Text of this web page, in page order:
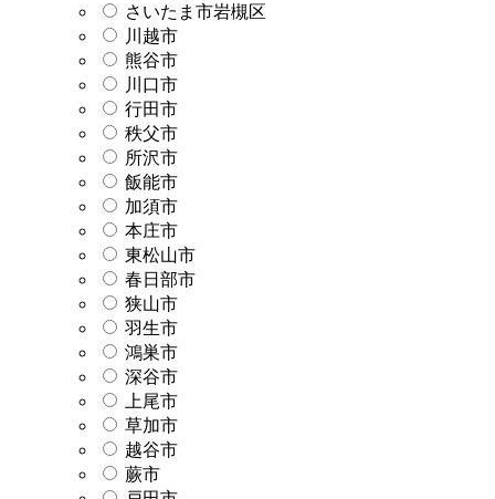
さいたま市岩槻区
川越市
熊谷市
川口市
行田市
秩父市
所沢市
飯能市
加須市
本庄市
東松山市
春日部市
狭山市
羽生市
鴻巣市
深谷市
上尾市
草加市
越谷市
蕨市